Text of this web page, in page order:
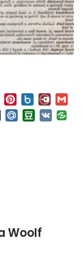
Email Pinterest
Box.net
TumblrMail.RuDouban
VK
Woolf